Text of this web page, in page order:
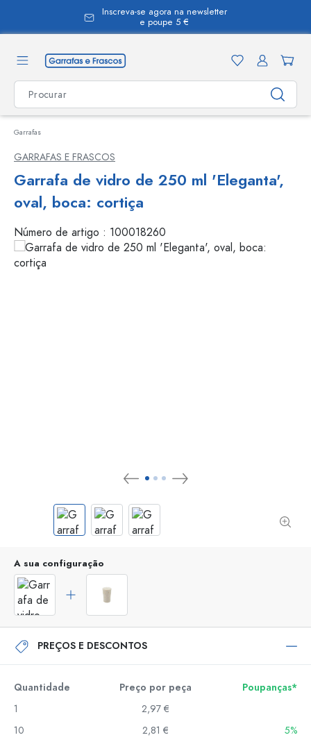
Inscreva-se agora na newsletter
e poupe 5 €
Garrafas
GARRAFAS E FRASCOS
Garrafa de vidro de 250 ml 'Eleganta',
oval, boca: cortiça
Número de artigo : 100018260
A sua configuração
PREÇOS E DESCONTOS
Quantidade Preço por peça
Poupanças*
1
2,97 €
10
2,81 €
5%